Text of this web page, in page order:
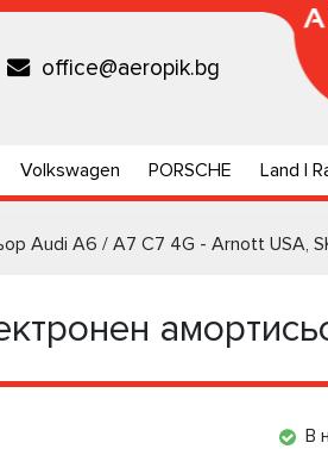
office@aeropik.bg
Volkswagen PORSCHE Land |
Audi A6 / A7 C7 4G - Arnott USA,
В